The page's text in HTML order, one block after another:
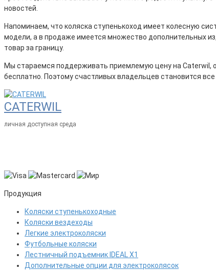
новостей.
Напоминаем, что коляска ступенькоход имеет колесную
модели, а в продаже имеется множество дополнительных
товар за границу.
Мы стараемся поддерживать приемлемую цену на Caterwil,
бесплатно. Поэтому счастливых владельцев становится все
CATERWIL
личная доступная среда
Продукция
Коляски ступенькоходные
Коляски вездеходы
Легкие электроколяски
Футбольные коляски
Лестничный подъемник IDEAL X1
Дополнительные опции для электроколясок